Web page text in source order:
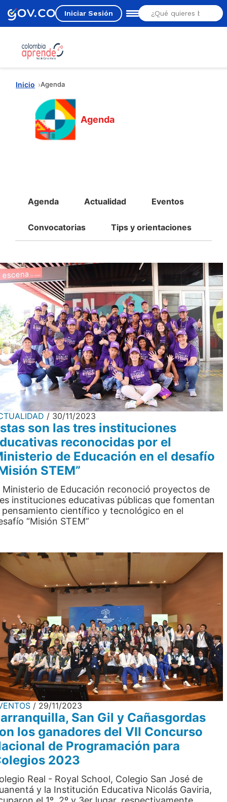
Iniciar Sesión
Estás aquí
Inicio Agenda
Agenda
Menú Agenda
Agenda Actualidad Eventos
Convocatorias Tips y orientaciones
30/11/2023
son las tres instituciones
reconocidas por el
de Educación en el desafío
STEM”
Ministerio de Educación reconoció proyectos de
instituciones educativas públicas que fomentan
pensamiento científico y tecnológico en el
“Misión STEM”
29/11/2023
San Gil y Cañasgordas
los ganadores del VII Concurso
de Programación para
2023
Real - Royal School, Colegio San José de
y la Institución Educativa Nicolás Gaviria,